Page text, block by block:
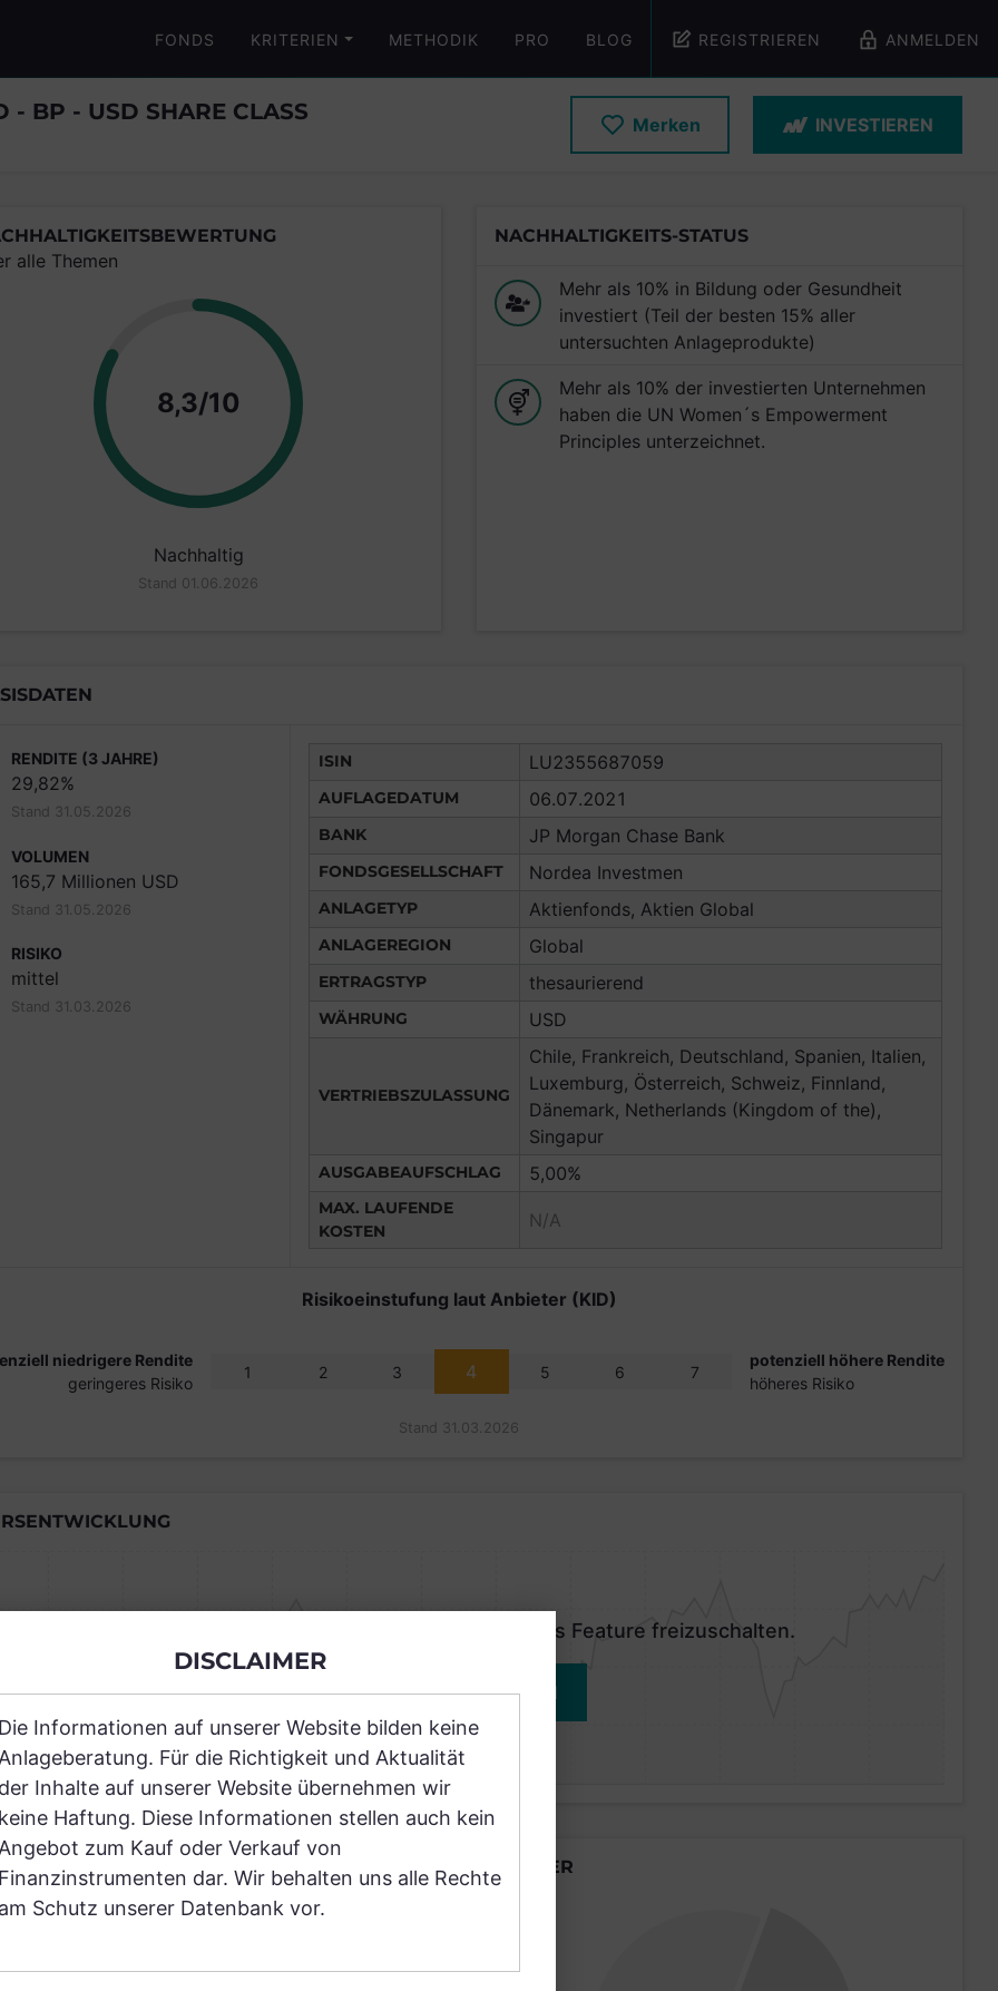
FONDS KRITERIEN METHODIK PRO BLOG REGISTRIEREN ANMELDEN
- BP - USD SHARE CLASS
Merken INVESTIEREN
alle Themen
8,3/10 Punkte
Nachhaltig
Stand 01.06.2026
NACHHALTIGKEITS-STATUS
Mehr als 10% in Bildung oder Gesundheit
investiert (Teil der besten 15% aller
untersuchten Anlageprodukte)
Mehr als 10% der investierten Unternehmen
haben die UN Women´s Empowerment
Principles unterzeichnet.
RENDITE (3 JAHRE)
29,82%
Stand 31.05.2026
VOLUMEN
165,7 Millionen USD
Stand 31.05.2026
RISIKO
mittel
Stand 31.03.2026
ISIN LU2355687059
AUFLAGEDATUM 06.07.2021
BANK JP Morgan Chase Bank
FONDSGESELLSCHAFT Nordea Investmen
ANLAGETYP Aktienfonds, Aktien Global
ANLAGEREGION Global
ERTRAGSTYP thesaurierend
WÄHRUNG USD
VERTRIEBSZULASSUNG
Chile, Frankreich, Deutschland, Spanien, Italien,
Luxemburg, Österreich, Schweiz, Finnland,
Dänemark, Netherlands (Kingdom of the),
Singapur
AUSGABEAUFSCHLAG 5,00%
MAX. LAUFENDE
KOSTEN
N/A
Risikoeinstufung laut Anbieter (KID)
niedrigere Rendite
geringeres Risiko
1 2 3 4 5 6 7
potenziell höhere Rendite
höheres Risiko
Stand 31.03.2026
Einfach und kostenlos registrieren, um dieses Feature freizuschalten.
JETZT ANMELDEN
LÄNDER
DISCLAIMER
Die Informationen auf unserer Website bilden keine
Anlageberatung. Für die Richtigkeit und Aktualität
der Inhalte auf unserer Website übernehmen wir
keine Haftung. Diese Informationen stellen auch kein
Angebot zum Kauf oder Verkauf von
Finanzinstrumenten dar. Wir behalten uns alle Rechte
am Schutz unserer Datenbank vor.